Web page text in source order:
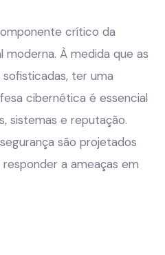
crítico da
À medida que as
ter uma
cibernética é essencial
sistemas e reputação.
são projetados
a ameaças em